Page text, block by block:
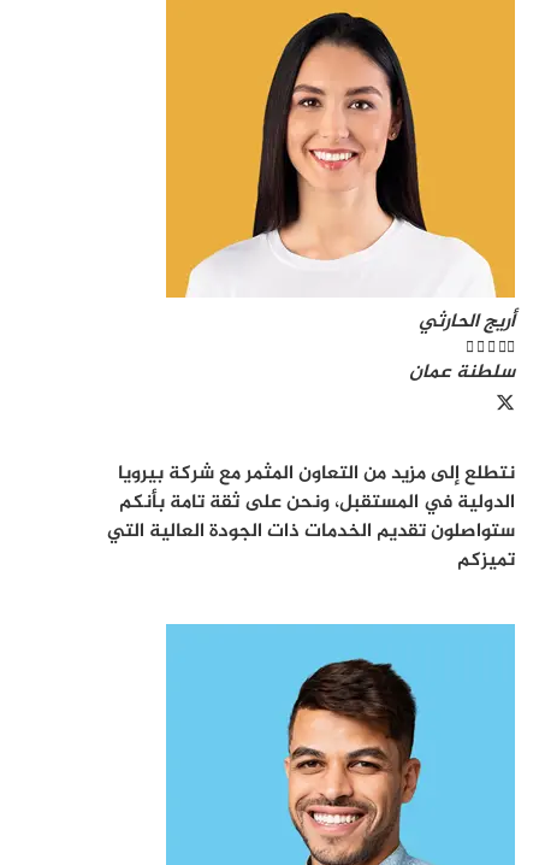
أريج الحارثي
   
سلطنة عمان
نتطلع إلى مزيد من التعاون المثمر مع شركة بيرويا
الدولية في المستقبل، ونحن على ثقة تامة بأنكم
ستواصلون تقديم الخدمات ذات الجودة العالية التي
تميزكم